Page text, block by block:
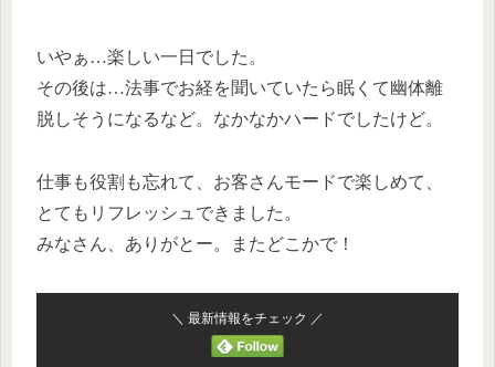
いやぁ…楽しい一日でした。
その後は…法事でお経を聞いていたら眠くて幽体離
脱しそうになるなど。なかなかハードでしたけど。
仕事も役割も忘れて、お客さんモードで楽しめて、
とてもリフレッシュできました。
みなさん、ありがとー。またどこかで！
＼ 最新情報をチェック ／